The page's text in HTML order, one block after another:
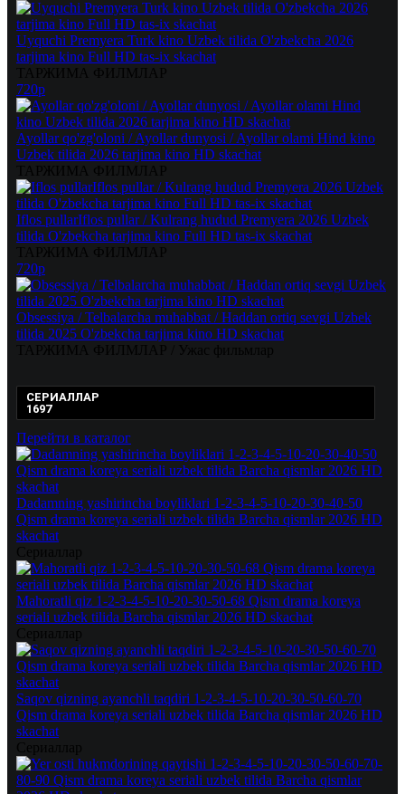
Uyquchi Premyera Turk kino Uzbek tilida O'zbekcha 2026
tarjima kino Full HD tas-ix skachat
720p
Ayollar qo'zg'oloni / Ayollar dunyosi / Ayollar olami Hind kino
Uzbek tilida 2026 tarjima kino HD skachat
Iflos pullarIflos pullar / Kulrang hudud Premyera 2026 Uzbek
tilida O'zbekcha tarjima kino Full HD tas-ix skachat
720p
Obsessiya / Telbalarcha muhabbat / Haddan ortiq sevgi Uzbek
tilida 2025 O'zbekcha tarjima kino HD skachat
СЕРИАЛЛАР
1697
Перейти в каталог
Dadamning yashirincha boyliklari 1-2-3-4-5-10-20-30-40-50
Qism drama koreya seriali uzbek tilida Barcha qismlar 2026 HD
skachat
Mahoratli qiz 1-2-3-4-5-10-20-30-50-68 Qism drama koreya
seriali uzbek tilida Barcha qismlar 2026 HD skachat
Saqov qizning ayanchli taqdiri 1-2-3-4-5-10-20-30-50-60-70
Qism drama koreya seriali uzbek tilida Barcha qismlar 2026 HD
skachat